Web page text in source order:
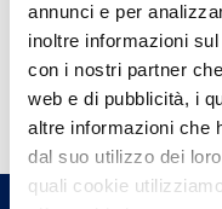
annunci e per
inoltre informazioni
con i nostri partner
web e di pubblicità, i
altre informazioni che
dal suo utilizzo dei
quali cookie
Hai
Trova
un nostro